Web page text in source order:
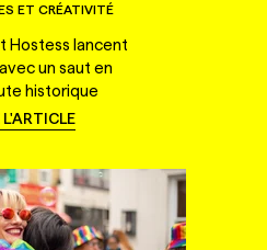
ET CRÉATIVITÉ
Hostess lancent
un saut en
historique
L'ARTICLE